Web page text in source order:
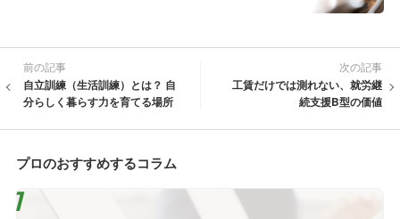
前の記事
自立訓練（生活訓練）とは？ 自
分らしく暮らす力を育てる場所
次の記事
工賃だけでは測れない、就労継
続支援B型の価値
プロのおすすめするコラム